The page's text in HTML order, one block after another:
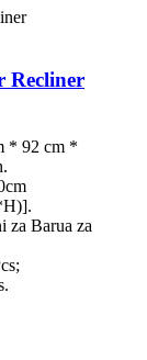
Recliner
* 92 cm *
za Barua za